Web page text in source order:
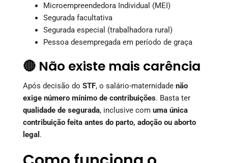
Microempreendedora Individual (MEI)
Segurada facultativa
Segurada especial (trabalhadora rural)
Pessoa desempregada em período de graça
🔴 Não existe mais carência
Após decisão do STF, o salário-maternidade não
exige número mínimo de contribuições. Basta ter
qualidade de segurada, inclusive com uma única
contribuição feita antes do parto, adoção ou aborto
legal .